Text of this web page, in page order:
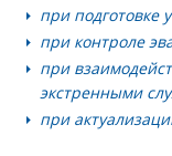
при подготовке
при контроле
при
экстренными
при